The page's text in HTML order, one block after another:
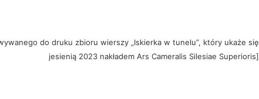
do druku zbioru wierszy „Iskierka w tunelu”, który ukaże się
jesienią 2023 nakładem Ars Cameralis Silesiae Superioris]